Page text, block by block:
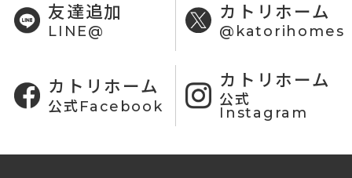
友達追加
LINE@
カトリホーム
@katorihomes
カトリホーム
公式Facebook
カトリホーム
公式
Instagram